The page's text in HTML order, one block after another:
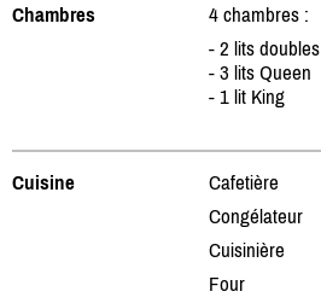
Chambres
4 chambres :
- 2 lits doubles
- 3 lits Queen
- 1 lit King
Cuisine
Cafetière
Congélateur
Cuisinière
Four